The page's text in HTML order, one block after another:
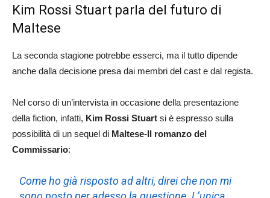
Kim Rossi Stuart parla del futuro di
Maltese
La seconda stagione potrebbe esserci, ma il tutto dipende
anche dalla decisione presa dai membri del cast e dal regista.
Nel corso di un’intervista in occasione della presentazione
della fiction, infatti, Kim Rossi Stuart si è espresso sulla
possibilità di un sequel di Maltese-Il romanzo del
Commissario:
Come ho già risposto ad altri, direi che non mi